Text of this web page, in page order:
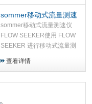
sommer移动式流量测速
仪FLOW SEEKER
sommer移动式流量测速仪
FLOW SEEKER使用 FLOW
SEEKER 进行移动式流量测
使在更快的流量中也能以 4
查看详情